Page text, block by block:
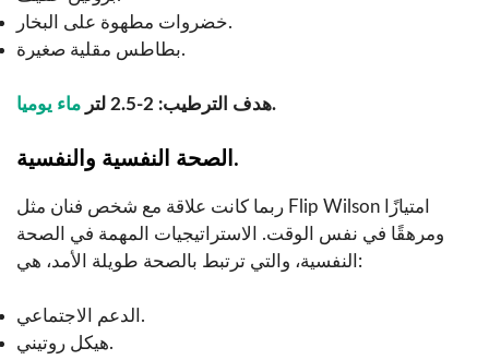
خضروات مطهوة على البخار.
بطاطس مقلية صغيرة.
هدف الترطيب: 2-2.5 لتر ماء يوميا .
الصحة النفسية والنفسية.
ربما كانت علاقة مع شخص فنان مثل Flip Wilson امتيازًا
ومرهقًا في نفس الوقت. الاستراتيجيات المهمة في الصحة
النفسية، والتي ترتبط بالصحة طويلة الأمد، هي:
الدعم الاجتماعي.
هيكل روتيني.